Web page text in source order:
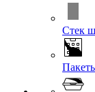
Стек